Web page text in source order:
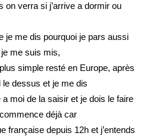
on verra si j’arrive a dormir ou
je me dis pourquoi je pars aussi
me suis mis,
simple resté en Europe, après
dessus et je me dis
a moi de la saisir et je dois le faire
déjà car
française depuis 12h et j’entends